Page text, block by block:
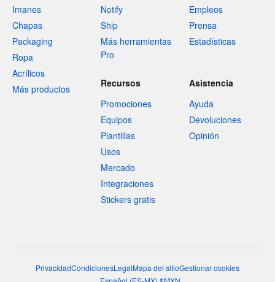
Imanes
Chapas
Packaging
Ropa
Acrílicos
Más productos
Notify
Ship
Más herramientas
Pro
Empleos
Prensa
Estadísticas
Recursos
Promociones
Equipos
Plantillas
Usos
Mercado
Integraciones
Stickers gratis
Asistencia
Ayuda
Devoluciones
Opinión
PrivacidadCondicionesLegalMapa del sitioGestionar cookies